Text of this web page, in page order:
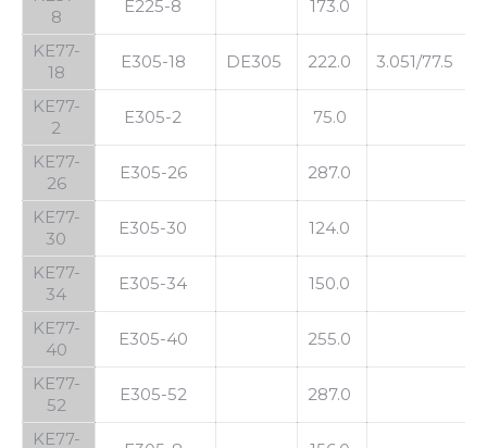
8
E225-8 173.0
KE77-
18
E305-18 DE305 222.0 3.051/77.5
KE77-
2
E305-2 75.0
KE77-
26
E305-26 287.0
KE77-
30
E305-30 124.0
KE77-
34
E305-34 150.0
KE77-
40
E305-40 255.0
KE77-
52
E305-52 287.0
KE77-